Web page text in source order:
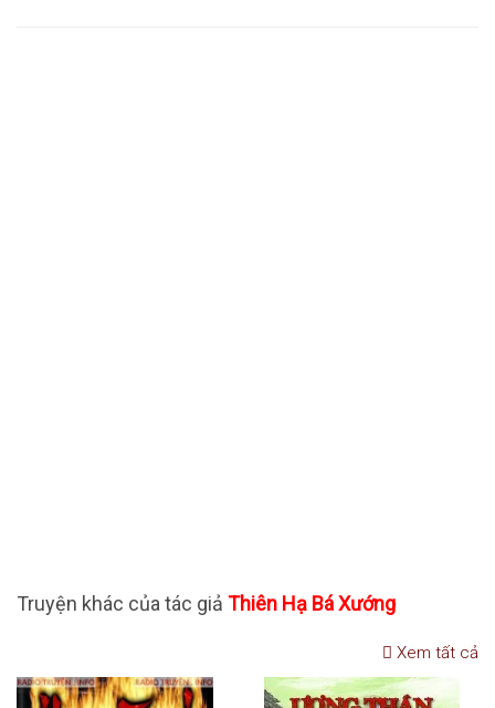
Truyện khác của tác giả Thiên Hạ Bá Xướng
Xem tất cả